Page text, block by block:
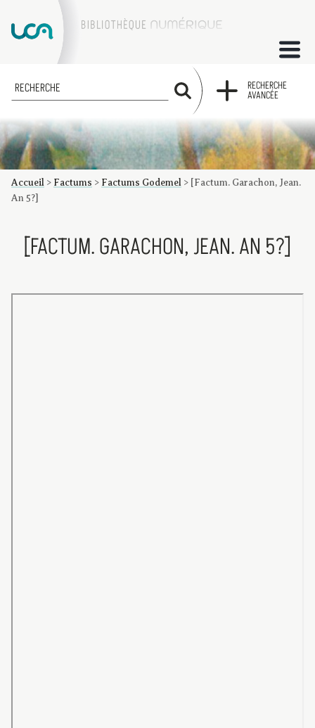
ACCUEIL
COLLECTIONS
FACTUMS
Les factums à la BU
Présentation du corpus de factums de la collection Marie
Bibliographie
Glossaire
Index de recherche
RECHERCHE
RECHERCHE
AVANCÉE
Accueil > Factums > Factums Godemel > [Factum. Garachon, Jean.
An 5?]
[FACTUM. GARACHON, JEAN. AN 5?]